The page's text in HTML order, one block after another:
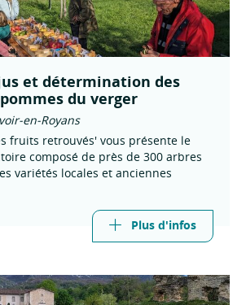
et détermination des
du verger
en-Royans
fruits retrouvés' vous présente le
composé de près de 300 arbres
variétés locales et anciennes
Plus d'infos